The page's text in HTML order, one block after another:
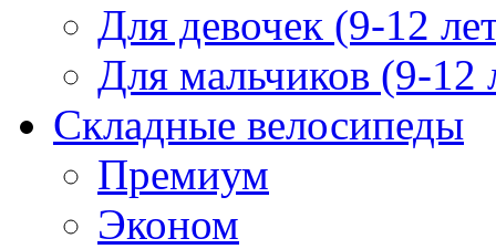
Для девочек (9-12
Для мальчиков (9-12
Складные велосипеды
Премиум
Эконом